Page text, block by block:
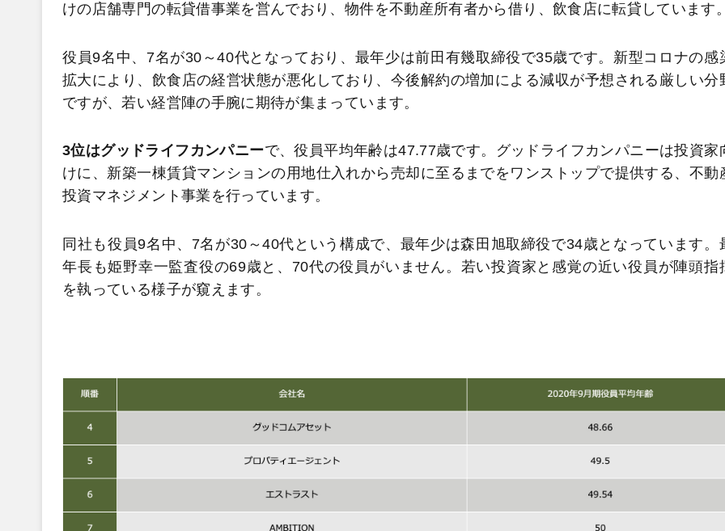
けの店舗専門の転貸借事業を営んでおり、物件を不動産所有者から借り、飲食店に転貸しています
役員9名中、7名が30～40代となっており、最年少は前田有幾取締役で35歳です。新型コロナの感
拡大により、飲食店の経営状態が悪化しており、今後解約の増加による減収が予想される厳しい分
ですが、若い経営陣の手腕に期待が集まっています。
3位はグッドライフカンパニーで、役員平均年齢は47.77歳です。グッドライフカンパニーは投資家
けに、新築一棟賃貸マンションの用地仕入れから売却に至るまでをワンストップで提供する、不動
投資マネジメント事業を行っています。
同社も役員9名中、7名が30～40代という構成で、最年少は森田旭取締役で34歳となっています。
年長も姫野幸一監査役の69歳と、70代の役員がいません。若い投資家と感覚の近い役員が陣頭指
を執っている様子が窺えます。